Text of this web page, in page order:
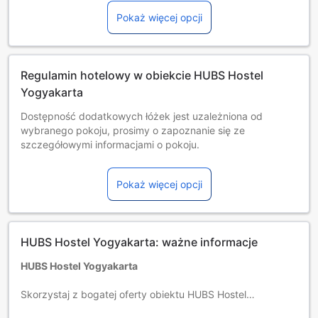
Pokaż więcej opcji
Regulamin hotelowy w obiekcie HUBS Hostel
Yogyakarta
Dostępność dodatkowych łóżek jest uzależniona od
wybranego pokoju, prosimy o zapoznanie się ze
szczegółowymi informacjami o pokoju.
różne regulaminy i dodatkowe opłaty.
Minimalny wiek gości: 17 rok/lat(a).
Pokaż więcej opcji
HUBS Hostel Yogyakarta: ważne informacje
HUBS Hostel Yogyakarta
Skorzystaj z bogatej oferty obiektu HUBS Hostel